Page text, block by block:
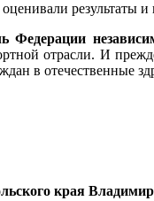
результаты и
Федерации
отрасли. И
в отечественные
края